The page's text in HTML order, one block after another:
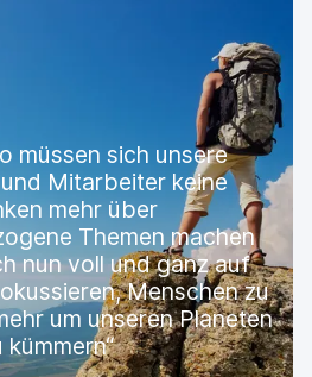
müssen sich unsere
Mitarbeiter keine
mehr über
Themen machen
nun voll und ganz auf
Menschen zu
um unseren Planeten
kümmern